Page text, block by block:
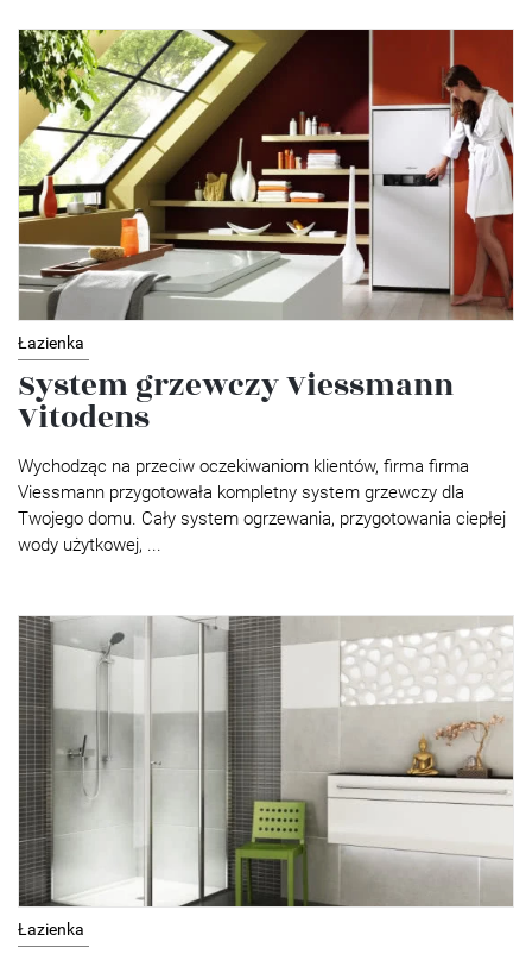
Łazienka
System grzewczy Viessmann
Vitodens
Wychodząc na przeciw oczekiwaniom klientów, firma firma
Viessmann przygotowała kompletny system grzewczy dla
Twojego domu. Cały system ogrzewania, przygotowania ciepłej
wody użytkowej, ...
Łazienka